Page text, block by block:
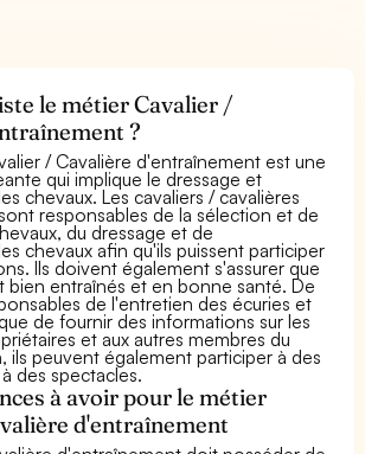
le métier Cavalier /
?
/ Cavalière d'entraînement est une
qui implique le dressage et
chevaux. Les cavaliers / cavalières
responsables de la sélection et de
du dressage et de
chevaux afin qu'ils puissent participer
Ils doivent également s'assurer que
bien entraînés et en bonne santé. De
de l'entretien des écuries et
de fournir des informations sur les
et aux autres membres du
ils peuvent également participer à des
des spectacles.
à avoir pour le métier
d'entraînement